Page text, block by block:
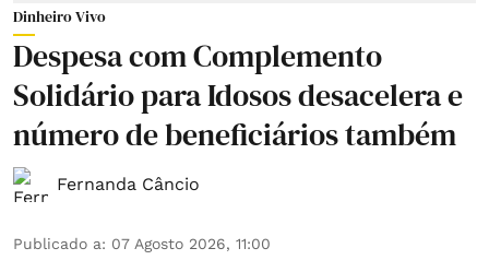
Dinheiro Vivo
Despesa com Complemento
Solidário para Idosos desacelera e
número de beneficiários também
Fernanda Câncio
Publicado a: 07 Agosto 2026, 11:00